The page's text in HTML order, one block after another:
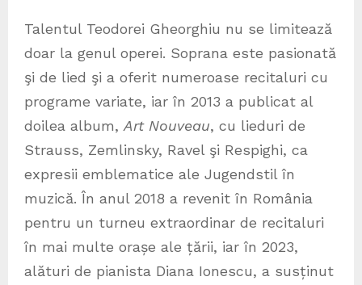
Talentul Teodorei Gheorghiu nu se limitează
doar la genul operei. Soprana este pasionată
şi de lied şi a oferit numeroase recitaluri cu
programe variate, iar în 2013 a publicat al
doilea album, Art Nouveau, cu lieduri de
Strauss, Zemlinsky, Ravel şi Respighi, ca
expresii emblematice ale Jugendstil în
muzică. În anul 2018 a revenit în România
pentru un turneu extraordinar de recitaluri
în mai multe orașe ale țării, iar în 2023,
alături de pianista Diana Ionescu, a susținut